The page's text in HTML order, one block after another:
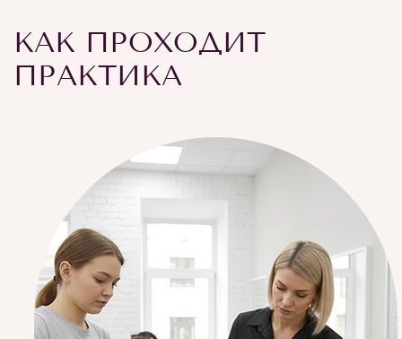
КАК ПРОХОДИТ
ПРАКТИКА